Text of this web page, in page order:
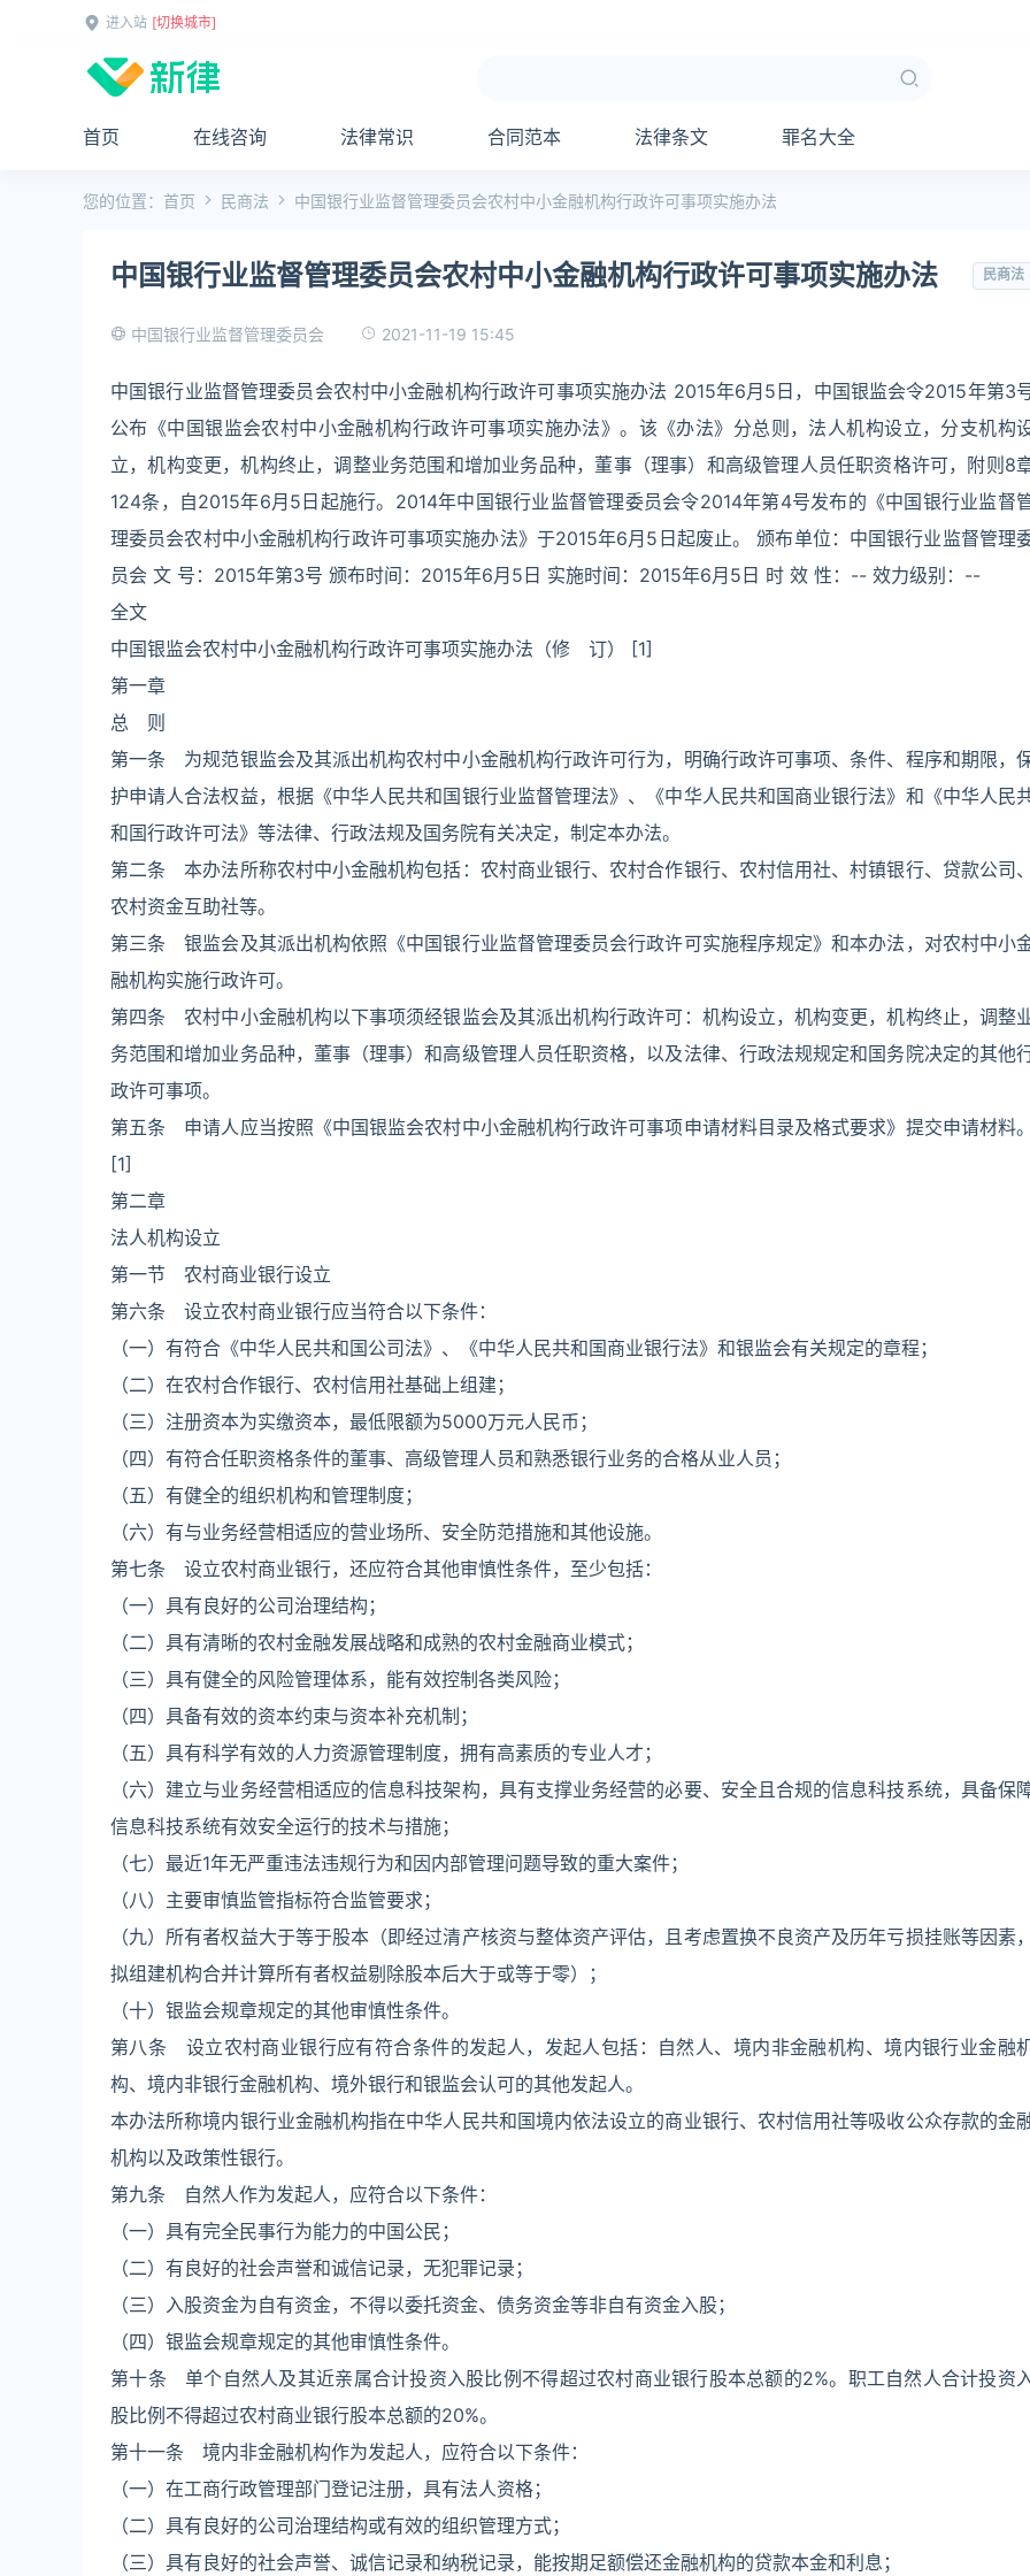
进入站 [切换城市]
首页 在线咨询 法律常识 合同范本 法律条文 罪名大全
您的位置： 首页 民商法 中国银行业监督管理委员会农村中小金融机构行政许可事项实施办法
中国银行业监督管理委员会农村中小金融机构行政许可事项实施办法 民商法
中国银行业监督管理委员会 2021-11-19 15:45
中国银行业监督管理委员会农村中小金融机构行政许可事项实施办法 2015年6月5日，中国银监会令2015年第3
公布《中国银监会农村中小金融机构行政许可事项实施办法》。该《办法》分总则，法人机构设立，分支机构
立，机构变更，机构终止，调整业务范围和增加业务品种，董事（理事）和高级管理人员任职资格许可，附则8
124条，自2015年6月5日起施行。2014年中国银行业监督管理委员会令2014年第4号发布的《中国银行业监督
理委员会农村中小金融机构行政许可事项实施办法》于2015年6月5日起废止。 颁布单位：中国银行业监督管理
员会 文 号：2015年第3号 颁布时间：2015年6月5日 实施时间：2015年6月5日 时 效 性：-- 效力级别：--
全文
中国银监会农村中小金融机构行政许可事项实施办法（修 订） [1]
第一章
总 则
第一条 为规范银监会及其派出机构农村中小金融机构行政许可行为，明确行政许可事项、条件、程序和期限，
护申请人合法权益，根据《中华人民共和国银行业监督管理法》、《中华人民共和国商业银行法》和《中华人民
和国行政许可法》等法律、行政法规及国务院有关决定，制定本办法。
第二条 本办法所称农村中小金融机构包括：农村商业银行、农村合作银行、农村信用社、村镇银行、贷款公司
农村资金互助社等。
第三条 银监会及其派出机构依照《中国银行业监督管理委员会行政许可实施程序规定》和本办法，对农村中小
融机构实施行政许可。
第四条 农村中小金融机构以下事项须经银监会及其派出机构行政许可：机构设立，机构变更，机构终止，调整
务范围和增加业务品种，董事（理事）和高级管理人员任职资格，以及法律、行政法规规定和国务院决定的其他
政许可事项。
第五条 申请人应当按照《中国银监会农村中小金融机构行政许可事项申请材料目录及格式要求》提交申请材料
[1]
第二章
法人机构设立
第一节 农村商业银行设立
第六条 设立农村商业银行应当符合以下条件：
（一）有符合《中华人民共和国公司法》、《中华人民共和国商业银行法》和银监会有关规定的章程；
（二）在农村合作银行、农村信用社基础上组建；
（三）注册资本为实缴资本，最低限额为5000万元人民币；
（四）有符合任职资格条件的董事、高级管理人员和熟悉银行业务的合格从业人员；
（五）有健全的组织机构和管理制度；
（六）有与业务经营相适应的营业场所、安全防范措施和其他设施。
第七条 设立农村商业银行，还应符合其他审慎性条件，至少包括：
（一）具有良好的公司治理结构；
（二）具有清晰的农村金融发展战略和成熟的农村金融商业模式；
（三）具有健全的风险管理体系，能有效控制各类风险；
（四）具备有效的资本约束与资本补充机制；
（五）具有科学有效的人力资源管理制度，拥有高素质的专业人才；
（六）建立与业务经营相适应的信息科技架构，具有支撑业务经营的必要、安全且合规的信息科技系统，具备保
信息科技系统有效安全运行的技术与措施；
（七）最近1年无严重违法违规行为和因内部管理问题导致的重大案件；
（八）主要审慎监管指标符合监管要求；
（九）所有者权益大于等于股本（即经过清产核资与整体资产评估，且考虑置换不良资产及历年亏损挂账等因素
拟组建机构合并计算所有者权益剔除股本后大于或等于零）；
（十）银监会规章规定的其他审慎性条件。
第八条 设立农村商业银行应有符合条件的发起人，发起人包括：自然人、境内非金融机构、境内银行业金融
构、境内非银行金融机构、境外银行和银监会认可的其他发起人。
本办法所称境内银行业金融机构指在中华人民共和国境内依法设立的商业银行、农村信用社等吸收公众存款的金
机构以及政策性银行。
第九条 自然人作为发起人，应符合以下条件：
（一）具有完全民事行为能力的中国公民；
（二）有良好的社会声誉和诚信记录，无犯罪记录；
（三）入股资金为自有资金，不得以委托资金、债务资金等非自有资金入股；
（四）银监会规章规定的其他审慎性条件。
第十条 单个自然人及其近亲属合计投资入股比例不得超过农村商业银行股本总额的2%。职工自然人合计投资
股比例不得超过农村商业银行股本总额的20%。
第十一条 境内非金融机构作为发起人，应符合以下条件：
（一）在工商行政管理部门登记注册，具有法人资格；
（二）具有良好的公司治理结构或有效的组织管理方式；
（三）具有良好的社会声誉、诚信记录和纳税记录，能按期足额偿还金融机构的贷款本金和利息；